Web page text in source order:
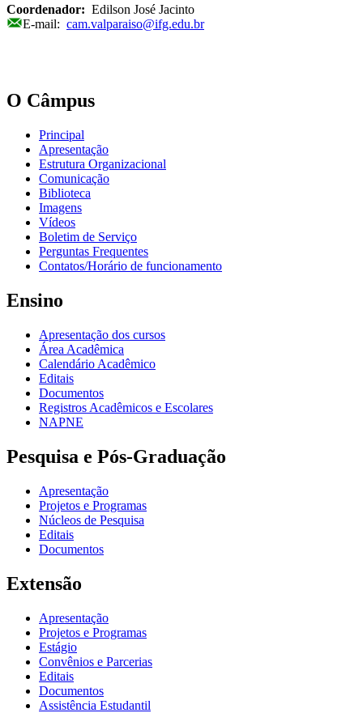
Coordenador: Edilson José Jacinto
E-mail: cam.valparaiso@ifg.edu.br
O Câmpus
Principal
Apresentação
Estrutura Organizacional
Comunicação
Biblioteca
Imagens
Vídeos
Boletim de Serviço
Perguntas Frequentes
Contatos/Horário de funcionamento
Ensino
Apresentação dos cursos
Área Acadêmica
Calendário Acadêmico
Editais
Documentos
Registros Acadêmicos e Escolares
NAPNE
Pesquisa e Pós-Graduação
Apresentação
Projetos e Programas
Núcleos de Pesquisa
Editais
Documentos
Extensão
Apresentação
Projetos e Programas
Estágio
Convênios e Parcerias
Editais
Documentos
Assistência Estudantil